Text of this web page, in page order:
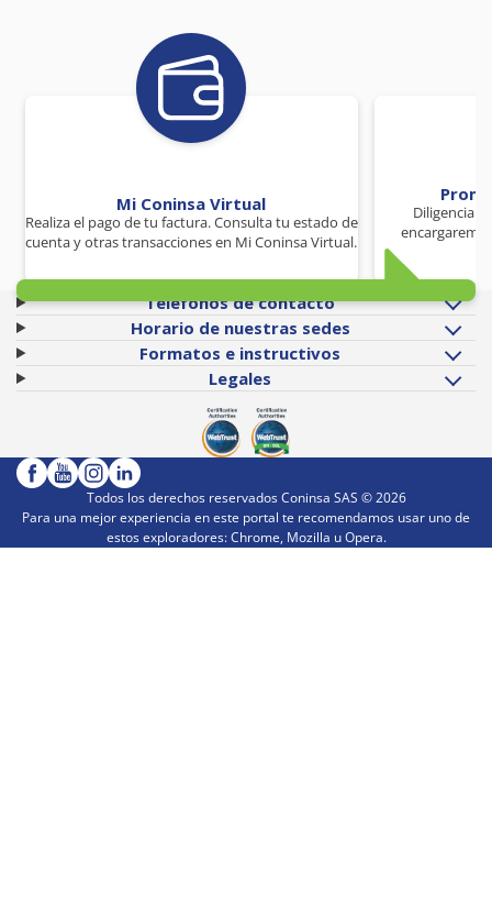
Mi Coninsa Virtual
Realiza el pago de tu factura. Consulta tu estado de
cuenta y otras transacciones en Mi Coninsa Virtual.
Diligencia
Teléfonos de contacto
Horario de nuestras sedes
Formatos e instructivos
Legales
Todos los derechos reservados Coninsa SAS ©2026
Para una mejor experiencia en este portal te recomendamos usar uno de
estos exploradores: Chrome, Mozilla u Opera.